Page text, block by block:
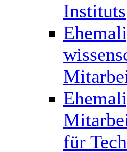
Instituts
für